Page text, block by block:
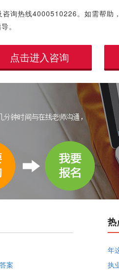
询热线4000510226。如需帮助
。
点击进入咨询
案
热
年
执